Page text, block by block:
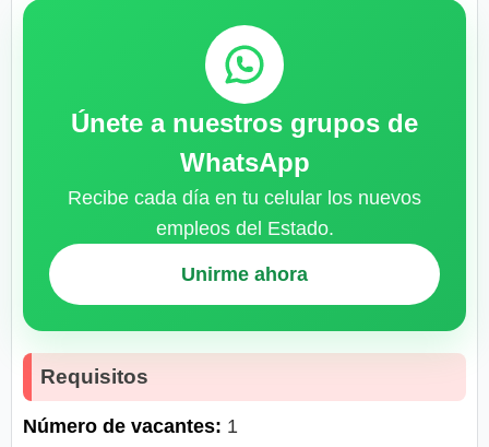
Únete a nuestros grupos de
WhatsApp
Recibe cada día en tu celular los nuevos
empleos del Estado.
Unirme ahora
Requisitos
Número de vacantes: 1